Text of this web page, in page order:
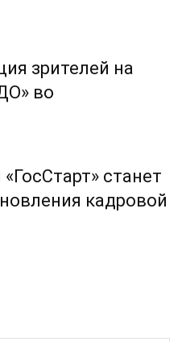
зрителей на
во
станет
кадровой